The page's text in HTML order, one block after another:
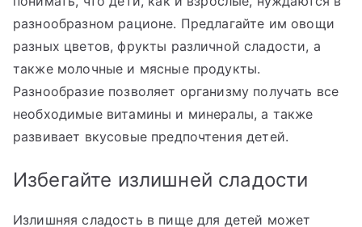
разнообразном рационе. Предлагайте им овощи
разных цветов, фрукты различной сладости, а
также молочные и мясные продукты.
Разнообразие позволяет организму получать все
необходимые витамины и минералы, а также
развивает вкусовые предпочтения детей.
Избегайте излишней сладости
Излишняя сладость в пище для детей может